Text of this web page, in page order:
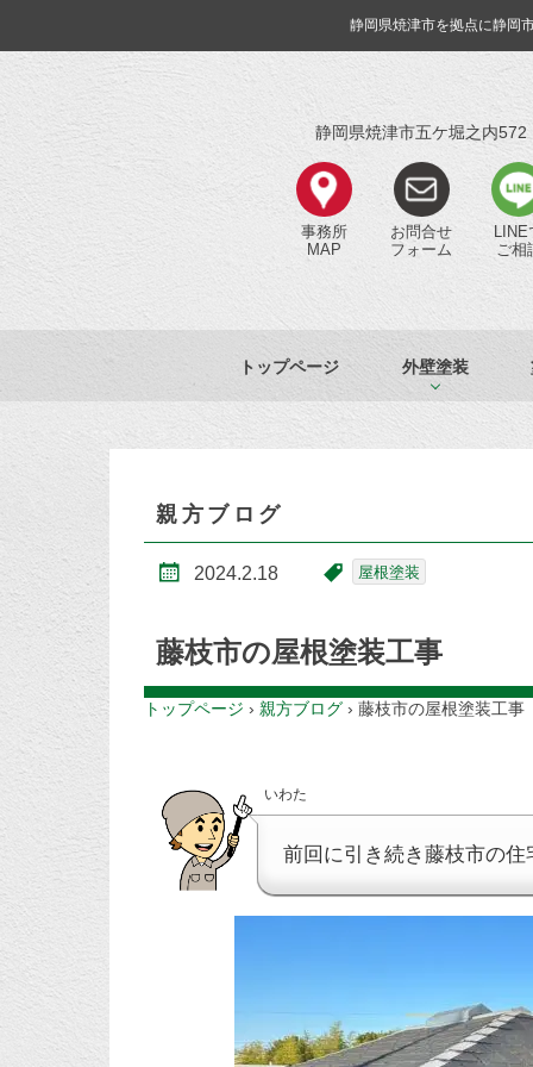
静岡県焼津市を拠点に静岡
静岡県焼津市五ケ堀之内572
事務所
MAP
お問合せ
フォーム
LINE
ご相
トップページ 外壁塗装
親方ブログ
2024.2.18 屋根塗装
藤枝市の屋根塗装工事
トップページ › 親方ブログ › 藤枝市の屋根塗装工事
いわた
前回に引き続き藤枝市の